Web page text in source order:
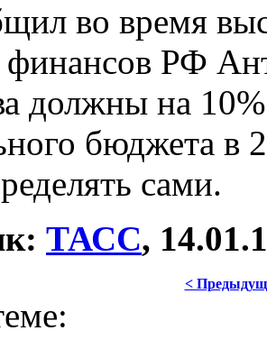
во время
РФ
должны на
бюджета в
сами.
ТАСС,
<